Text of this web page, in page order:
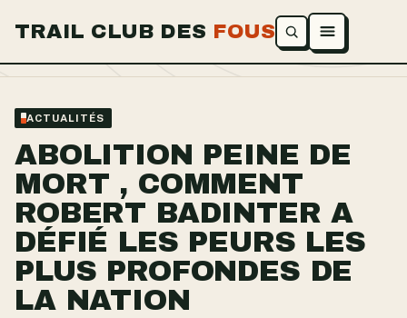
TRAIL CLUB DES FOUS Ouvrir le menu
ACTUALITÉS
ABOLITION PEINE DE
MORT , COMMENT
ROBERT BADINTER A
DÉFIÉ LES PEURS LES
PLUS PROFONDES DE
LA NATION